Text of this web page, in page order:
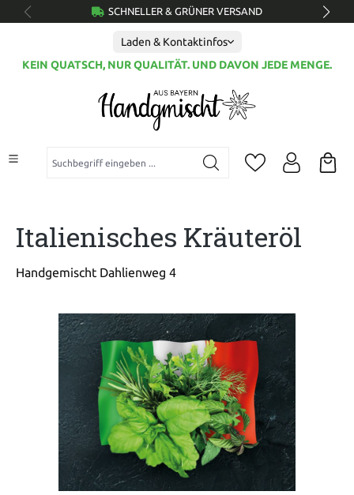
springen SCHNELLER & GRÜNER VERSAND
Laden & Kontaktinfos
KEIN QUATSCH, NUR QUALITÄT. UND DAVON JEDE MENGE.
Suchbegriff eingeben ...
Italienisches Kräuteröl
Handgemischt Dahlienweg 4
Bildergalerie überspringen